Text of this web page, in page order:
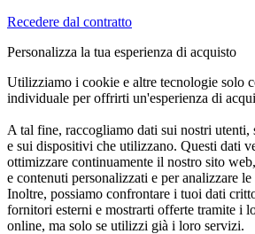
Recedere dal contratto
Personalizza la tua esperienza di acquisto
Utilizziamo i cookie e altre tecnologie solo
individuale per offrirti un'esperienza di
A tal fine, raccogliamo dati sui nostri utenti,
e sui dispositivi che utilizzano. Questi dati
ottimizzare continuamente il nostro sito
e contenuti personalizzati e per analizzare
Inoltre, possiamo confrontare i tuoi dati
fornitori esterni e mostrarti offerte tramite i
online, ma solo se utilizzi già i loro servizi.